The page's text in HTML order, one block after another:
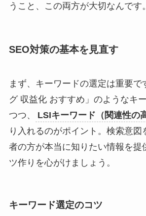
うこと、この両方が大切なんです。
SEO対策の基本を見直す
まず、キーワードの選定は重要で
グ 収益化 おすすめ」のようなキ
つつ、
LSIキーワード（関連性の
り入れるのがポイント。検索意図
者の方が本当に知りたい情報を提
ツ作りを心がけましょう。
キーワード選定のコツ